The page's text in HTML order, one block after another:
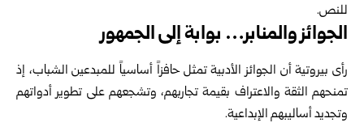
للنص.
الجوائز والمنابر… بوابة إلى الجمهور
رأى بيروتية أن الجوائز الأدبية تمثل حافزاً أساسياً للمبدعين الشباب، إذ
تمنحهم الثقة والاعتراف بقيمة تجاربهم، وتشجعهم على تطوير أدواتهم
وتجديد أساليبهم الإبداعية.